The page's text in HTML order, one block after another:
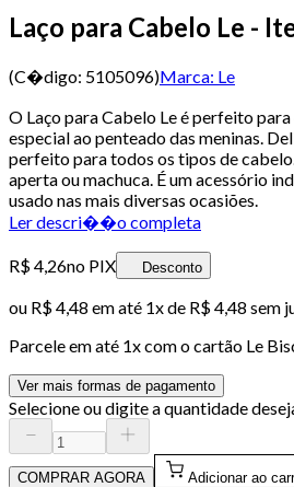
Laço para Cabelo Le -
(C�digo: 5105096)Marca: Le
O Laço para Cabelo Le é perfeito
especial ao penteado das meninas.
perfeito para todos os tipos de
aperta ou machuca. É um acessório
usado nas mais diversas ocasiões.
Ler descri��o completa
R$ 4,26no PIX Desconto
ou R$ 4,48 em até 1x de R$ 4,48 sem
Parcele em até 1x com o cartão Le
Ver mais formas de pagamento
Selecione ou digite a quantidade
COMPRAR AGORA Adicionar ao